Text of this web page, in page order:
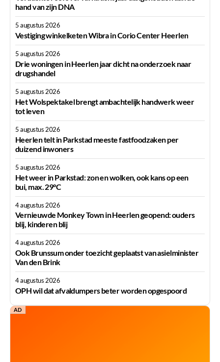
hand van zijn DNA
5 augustus 2026
Vestiging winkelketen Wibra in Corio Center Heerlen
5 augustus 2026
Drie woningen in Heerlen jaar dicht na onderzoek naar
drugshandel
5 augustus 2026
Het Wolspektakel brengt ambachtelijk handwerk weer
tot leven
5 augustus 2026
Heerlen telt in Parkstad meeste fastfoodzaken per
duizend inwoners
5 augustus 2026
Het weer in Parkstad: zon en wolken, ook kans op een
bui, max. 29°C
4 augustus 2026
Vernieuwde Monkey Town in Heerlen geopend: ouders
blij, kinderen blij
4 augustus 2026
Ook Brunssum onder toezicht geplaatst van asielminister
Van den Brink
4 augustus 2026
OPH wil dat afvaldumpers beter worden opgespoord
AD